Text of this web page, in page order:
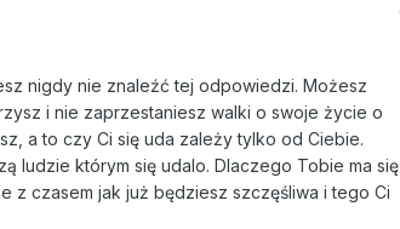
nigdy nie znaleźć tej odpowiedzi. Możesz
i nie zaprzestaniesz walki o swoje życie o
a to czy Ci się uda zależy tylko od Ciebie.
ludzie którym się udalo. Dlaczego Tobie ma się
czasem jak już będziesz szczęśliwa i tego Ci